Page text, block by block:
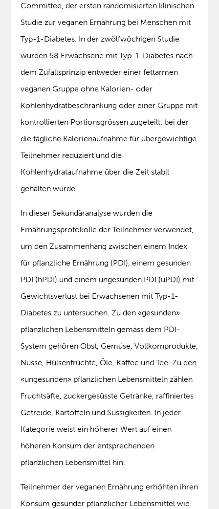
Committee, der ersten randomisierten klinischen
Studie zur veganen Ernährung bei Menschen mit
Typ-1-Diabetes. In der zwölfwöchigen Studie
wurden 58 Erwachsene mit Typ-1-Diabetes nach
dem Zufallsprinzip entweder einer fettarmen
veganen Gruppe ohne Kalorien- oder
Kohlenhydratbeschränkung oder einer Gruppe mit
kontrollierten Portionsgrössen zugeteilt, bei der
die tägliche Kalorienaufnahme für übergewichtige
Teilnehmer reduziert und die
Kohlenhydrataufnahme über die Zeit stabil
gehalten wurde.
In dieser Sekundäranalyse wurden die
Ernährungsprotokolle der Teilnehmer verwendet,
um den Zusammenhang zwischen einem Index
für pflanzliche Ernährung (PDI), einem gesunden
PDI (hPDI) und einem ungesunden PDI (uPDI) mit
Gewichtsverlust bei Erwachsenen mit Typ-1-
Diabetes zu untersuchen. Zu den «gesunden»
pflanzlichen Lebensmitteln gemäss dem PDI-
System gehören Obst, Gemüse, Vollkornprodukte,
Nüsse, Hülsenfrüchte, Öle, Kaffee und Tee. Zu den
«ungesunden» pflanzlichen Lebensmitteln zählen
Fruchtsäfte, zuckergesüsste Getränke, raffiniertes
Getreide, Kartoffeln und Süssigkeiten. In jeder
Kategorie weist ein höherer Wert auf einen
höheren Konsum der entsprechenden
pflanzlichen Lebensmittel hin.
Teilnehmer der veganen Ernährung erhöhten ihren
Konsum gesunder pflanzlicher Lebensmittel wie